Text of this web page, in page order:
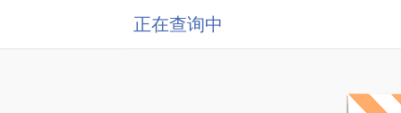
正在查询中